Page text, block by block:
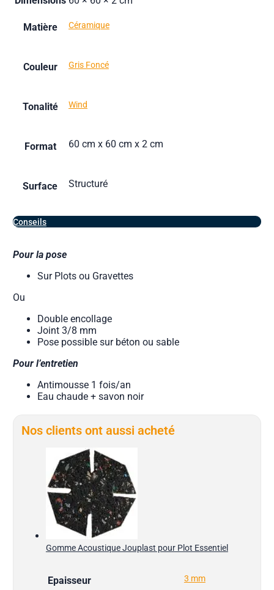
Matière Céramique
Couleur Gris Foncé
Tonalité Wind
Format 60 cm x 60 cm x 2 cm
Surface Structuré
Conseils
Pour la pose
Sur Plots ou Gravettes
Ou
Double encollage
Joint 3/8 mm
Pose possible sur béton ou sable
Pour l’entretien
Antimousse 1 fois/an
Eau chaude + savon noir
Nos clients ont aussi acheté
Gomme Acoustique Jouplast pour Plot Essentiel
Epaisseur 3 mm